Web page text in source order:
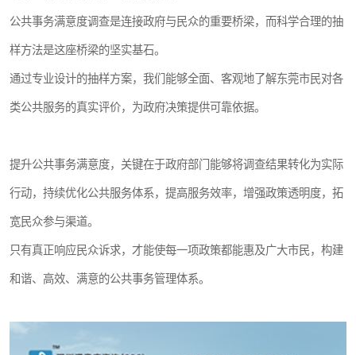
公共事务满意度调查是连接政府与民众的重要桥梁，而科学合理的抽
样方法是这座桥梁的坚实基石。
通过专业设计的抽样方案，我们能够全面、客观地了解东莞市民对各
类公共服务的真实评价，为政府决策提供可靠依据。
提升公共事务满意度，关键在于政府部门能够将调查结果转化为实际
行动，持续优化公共服务体系，提高服务效率，增强政策透明度，拓
宽民众参与渠道。
只有真正响应民众诉求，才能使每一项政策都能惠及广大市民，构建
和谐、高效、满意的公共事务管理体系。